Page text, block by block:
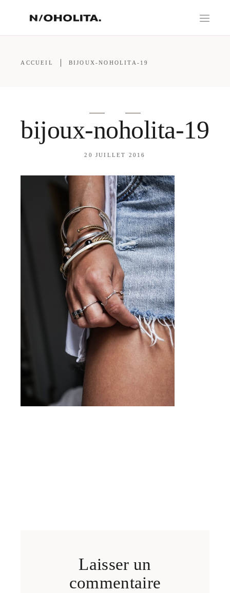
ACCUEIL BIJOUX-NOHOLITA-19
bijoux-noholita-19
20 JUILLET 2016
Laisser un
commentaire